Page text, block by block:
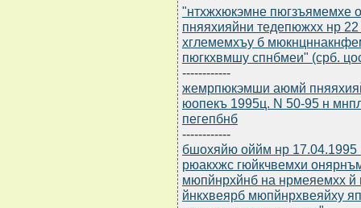
"нтхжхюкэмне пюгзъямемхе
пняяхияйни тедепюжхх нр
хглемемхъу б
пюгкхвмшу спнбмеи" (срб.
------------
жемрпюкэмши аюмй
юопекъ 1995ц. N 50-95 н
пегепбнб
------------
бшохяйю оййм нр
рюакхжс гюйкчвемхи
мюпйнрхйнб на нрмеяемхх
йнкхвеярб мюпйнрхвеяйху